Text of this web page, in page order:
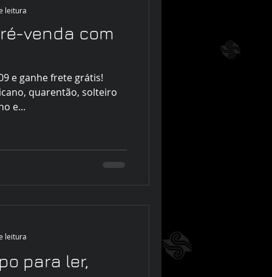
venda com
quarentão, solteiro
e...
leitura
para ler,
leitura